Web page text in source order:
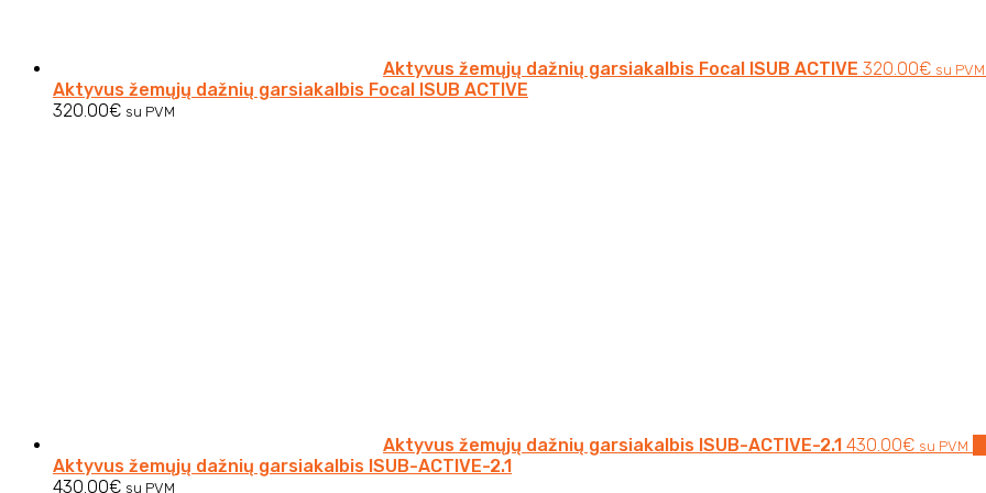
Aktyvus žemųjų dažnių garsiakalbis Focal ISUB ACTIVE 320.00€ su PVM
Aktyvus žemųjų dažnių garsiakalbis Focal ISUB ACTIVE
320.00€ su PVM
Aktyvus žemųjų dažnių garsiakalbis ISUB-ACTIVE-2.1 430.00€ su PVM
Aktyvus žemųjų dažnių garsiakalbis ISUB-ACTIVE-2.1
430.00€ su PVM